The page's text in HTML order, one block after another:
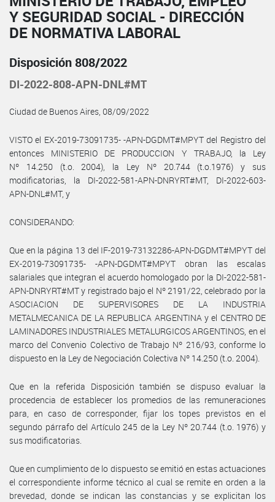
Y SEGURIDAD SOCIAL - DIRECCIÓN
DE NORMATIVA LABORAL
Disposición 808/2022
DI-2022-808-APN-DNL#MT
Ciudad de Buenos Aires, 08/09/2022
VISTO el EX-2019-73091735- -APN-DGDMT#MPYT del Registro del
entonces MINISTERIO DE PRODUCCION Y TRABAJO, la Ley
Nº 14.250 (t.o. 2004), la Ley Nº 20.744 (t.o.1976) y sus
modificatorias, la DI-2022-581-APN-DNRYRT#MT, DI-2022-603-
APN-DNL#MT, y
CONSIDERANDO:
Que en la página 13 del IF-2019-73132286-APN-DGDMT#MPYT del
EX-2019-73091735- -APN-DGDMT#MPYT obran las escalas
salariales que integran el acuerdo homologado por la DI-2022-581-
APN-DNRYRT#MT y registrado bajo el Nº 2191/22, celebrado por la
ASOCIACION DE SUPERVISORES DE LA INDUSTRIA
METALMECANICA DE LA REPUBLICA ARGENTINA y el CENTRO DE
LAMINADORES INDUSTRIALES METALURGICOS ARGENTINOS, en el
marco del Convenio Colectivo de Trabajo Nº 216/93, conforme lo
dispuesto en la Ley de Negociación Colectiva Nº 14.250 (t.o. 2004).
Que en la referida Disposición también se dispuso evaluar la
procedencia de establecer los promedios de las remuneraciones
para, en caso de corresponder, fijar los topes previstos en el
segundo párrafo del Artículo 245 de la Ley Nº 20.744 (t.o. 1976) y
sus modificatorias.
Que en cumplimiento de lo dispuesto se emitió en estas actuaciones
el correspondiente informe técnico al cual se remite en orden a la
brevedad, donde se indican las constancias y se explicitan los